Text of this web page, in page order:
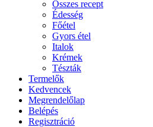
Összes recept
Édesség
Főétel
Gyors étel
Italok
Krémek
Tészták
Termelők
Kedvencek
Megrendelőlap
Belépés
Regisztráció